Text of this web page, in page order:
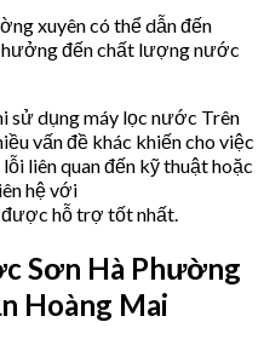
xuyên có thể dẫn đến
hưởng đến chất lượng nước
sử dụng máy lọc nước Trên
vấn đề khác khiến cho việc
liên quan đến kỹ thuật hoặc
hệ với
hỗ trợ tốt nhất.
Sơn Hà Phường
Hoàng Mai